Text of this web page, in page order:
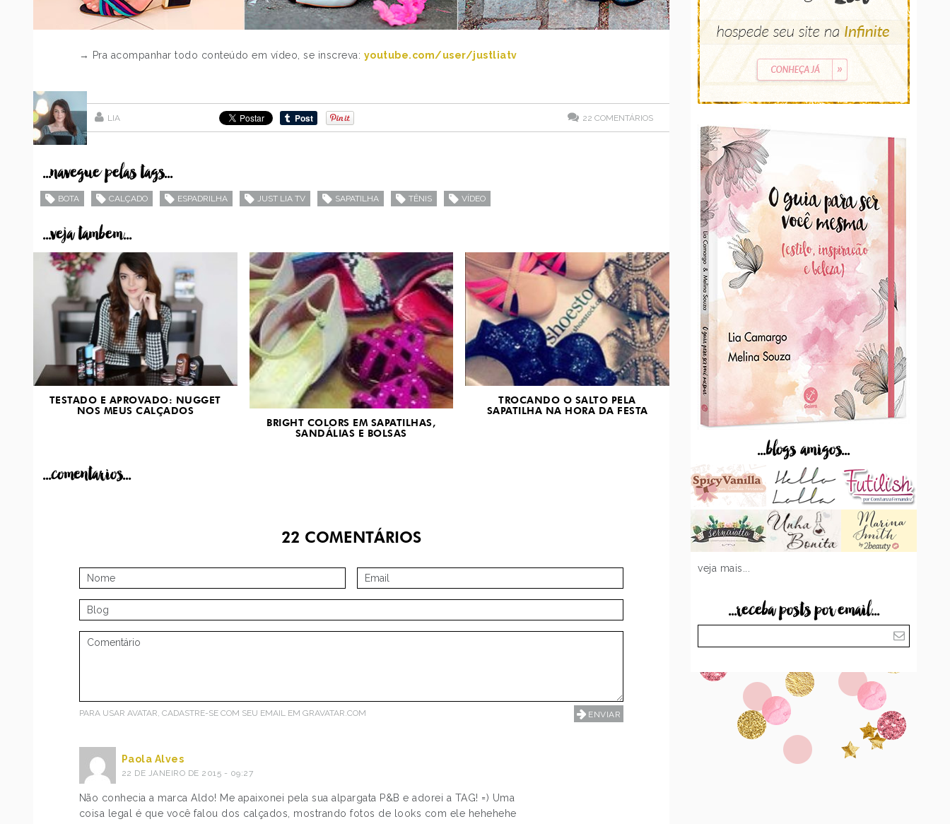
→ Pra acompanhar todo conteúdo em vídeo, se inscreva: youtube.com/user/justliatv
LIA 22 COMENTÁRIOS
...navegue pelas tags...
BOTA CALÇADO ESPADRILHA JUST LIA TV SAPATILHA TÊNIS VÍDEO
...veja tambem...
TESTADO E APROVADO: NUGGET
NOS MEUS CALÇADOS
BRIGHT COLORS EM SAPATILHAS,
SANDÁLIAS E BOLSAS
TROCANDO O SALTO PELA
SAPATILHA NA HORA DA FESTA
...comentarios...
22 COMENTÁRIOS
PARA USAR AVATAR, CADASTRE-SE COM SEU EMAIL EM GRAVATAR.COM
Paola Alves
22 DE JANEIRO DE 2015 - 09:27
Não conhecia a marca Aldo! Me apaixonei pela sua alpargata P&B e adorei a TAG! =) Uma
coisa legal é que você falou dos calçados, mostrando fotos de looks com ele hehehehe
...blogs amigos...
veja mais...
...receba posts por email...